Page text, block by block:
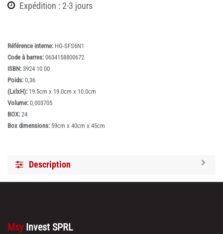
Expédition : 2-3 jours
Référence interne: HG-SFS6N1
Code à barres: 0634158800672
ISBN: 3924 10 00
Poids: 0,36
(LxlxH): 19.5cm x 19.0cm x 10.0cm
Volume: 0,003705
BOX: 24
Box dimensions: 59cm x 40cm x 45cm
Description
Msy Invest SPRL